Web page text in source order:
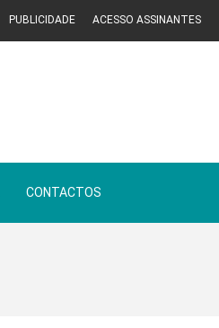
PUBLICIDADE ACESSO ASSINANTES
CONTACTOS